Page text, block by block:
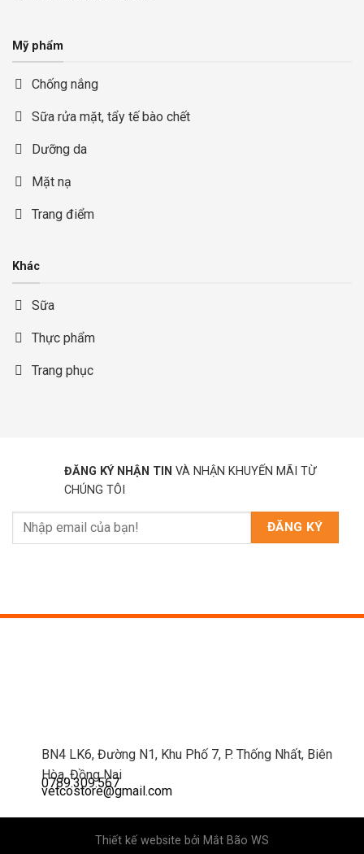
Mỹ phẩm
Chống nắng
Sữa rửa mặt, tẩy tế bào chết
Dưỡng da
Mặt nạ
Trang điểm
Khác
Sữa
Thực phẩm
Trang phục
ĐĂNG KÝ NHẬN TIN VÀ NHẬN KHUYẾN MÃI TỪ
CHÚNG TÔI
BN4 LK6, Đường N1, Khu Phố 7, P. Thống Nhất, Biên
Hòa, Đồng Nai
0789.309.567
vetcostore@gmail.com
Thiết kế website bởi Mắt Bão WS